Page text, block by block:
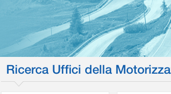
Ricerca Uffici della